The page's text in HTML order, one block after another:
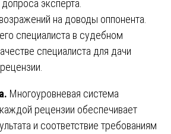
эксперта.
на доводы оппонента.
специалиста в судебном
специалиста для дачи
Многоуровневая система
рецензии обеспечивает
и соответствие требованиям